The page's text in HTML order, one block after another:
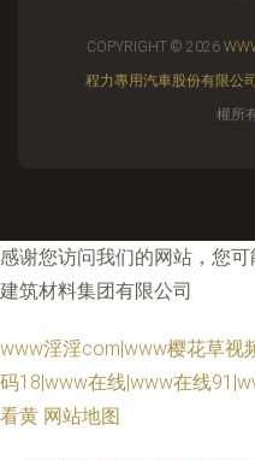
COPYRIGHT © 2026
程力專用汽車股份有限公
權所
感谢您访问我们的网站，您
建筑材料集团有限公司
www淫淫com|www樱花草视
码18|www在线|www在线
看黄 网站地图